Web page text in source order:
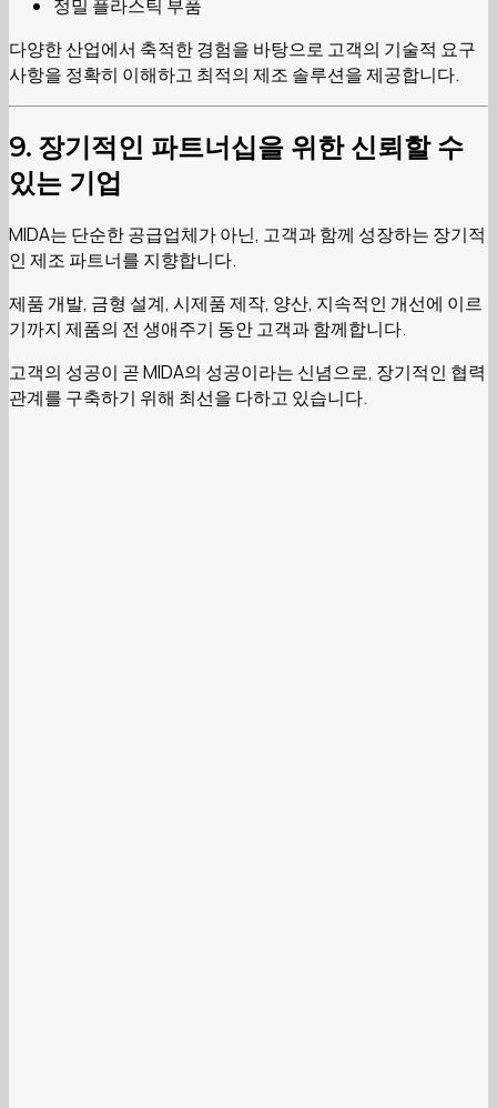
정밀 플라스틱 부품
다양한 산업에서 축적한 경험을 바탕으로 고객의 기술적 요구
사항을 정확히 이해하고 최적의 제조 솔루션을 제공합니다.
9. 장기적인 파트너십을 위한 신뢰할 수
있는 기업
MIDA는 단순한 공급업체가 아닌, 고객과 함께 성장하는 장기적
인 제조 파트너를 지향합니다.
제품 개발, 금형 설계, 시제품 제작, 양산, 지속적인 개선에 이르
기까지 제품의 전 생애주기 동안 고객과 함께합니다.
고객의 성공이 곧 MIDA의 성공이라는 신념으로, 장기적인 협력
관계를 구축하기 위해 최선을 다하고 있습니다.